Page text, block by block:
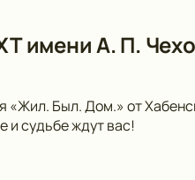
имени А. П.
«Жил. Был. Дом.» от
и судьбе ждут вас!